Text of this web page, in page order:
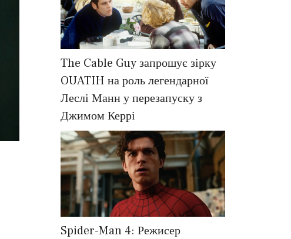
The Cable Guy запрошує зірку
OUATIH на роль легендарної
Леслі Манн у перезапуску з
Джимом Керрі
Spider-Man 4: Режисер